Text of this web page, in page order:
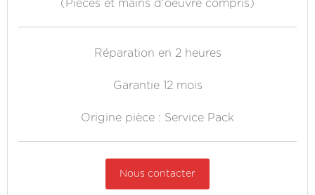
(Pièces et mains d'oeuvre compris)
Réparation en 2 heures
Garantie 12 mois
Origine pièce : Service Pack
Nous contacter